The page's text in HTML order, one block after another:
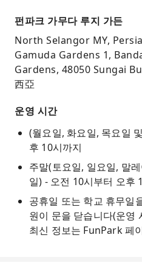
펀파크 가무다 루지 가든
North Selangor MY,
Gamuda Gardens 1,
Gardens, 48050 Sungai
西亞
운영 시간
(월요일, 화요일, 목요일
후 10시까지
주말(토요일, 일요일, 말
일) - 오전 10시부터 오후
공휴일 또는 학교 휴무일
원이 문을 닫습니다(운영
최신 정보는 FunPark 페